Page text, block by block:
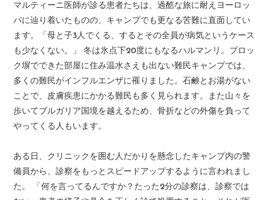
マルティーニ医師が診る患者たちは、過酷な旅に耐えヨーロッ
パに辿り着いたものの、キャンプでも更なる苦難に直面してい
ます。「母と子3人でくる、するとその全員が病気というケース
も少なくない。」 冬は氷点下20度にもなるハルマンリ。ブロッ
ク塀でできた部屋に住み温水さえも出ない難民キャンプでは、
多くの難民がインフルエンザに罹りました。石鹸とお湯がない
ことで、皮膚疾患にかかる難民も多く見られます。また山々を
歩いてブルガリア国境を越えるため、骨折などの外傷を負って
やってくる人もいます。
ある日、クリニックを囲む人だかりを懸念したキャンプ内の警
備員から、診察をもっとスピードアップするように言われまし
た。 「何を言ってるんですか？たった2分の診察は、診察では